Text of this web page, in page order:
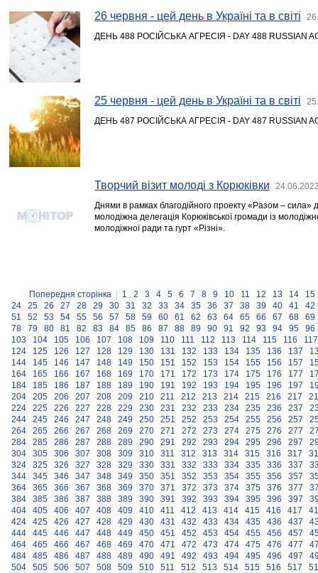
26 червня - цей день в Україні та в світі
ДЕНЬ 488 РОСІЙСЬКА АГРЕСІЯ - DAY 488 RUSSIAN
25 червня - цей день в Україні та в світі
ДЕНЬ 487 РОСІЙСЬКА АГРЕСІЯ - DAY 487 RUSSIAN
Творчий візит молоді з Корюківки
Днями в рамках благодійного проекту «Разом – сила»
молодіжна делегація Корюківської громади із
молодіжної ради та гурт «Різні».
Попередня сторінка 1 2 3 4 5 6 7 8 9 10 11 12 13 14
15
24
25 26 27 28 29 30 31 32 33 34 35 36 37 38 39 40 41
42
51
52 53 54 55 56 57 58 59 60 61 62 63 64 65 66 67 68
69
78
79 80 81 82 83 84 85 86 87 88 89 90 91 92 93 94 95
96
103
104 105 106 107 108 109 110 111 112 113 114 115 116
117
124
125 126 127 128 129 130 131 132 133 134 135 136 137
144
145 146 147 148 149 150 151 152 153 154 155 156 157
164
165 166 167 168 169 170 171 172 173 174 175 176 177
184
185 186 187 188 189 190 191 192 193 194 195 196 197
204
205 206 207 208 209 210 211 212 213 214 215 216 217
224
225 226 227 228 229 230 231 232 233 234 235 236 237
244
245 246 247 248 249 250 251 252 253 254 255 256 257
264
265 266 267 268 269 270 271 272 273 274 275 276 277
284
285 286 287 288 289 290 291 292 293 294 295 296 297
304
305 306 307 308 309 310 311 312 313 314 315 316 317
324
325 326 327 328 329 330 331 332 333 334 335 336 337
344
345 346 347 348 349 350 351 352 353 354 355 356 357
364
365 366 367 368 369 370 371 372 373 374 375 376 377
384
385 386 387 388 389 390 391 392 393 394 395 396 397
404
405 406 407 408 409 410 411 412 413 414 415 416 417
424
425 426 427 428 429 430 431 432 433 434 435 436 437
444
445 446 447 448 449 450 451 452 453 454 455 456 457
464
465 466 467 468 469 470 471 472 473 474 475 476 477
484
485 486 487 488 489 490 491 492 493 494 495 496 497
504
505 506 507 508 509 510 511 512 513 514 515 516 517